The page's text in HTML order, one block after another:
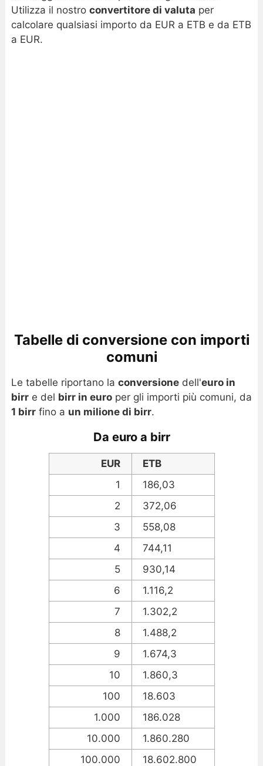
Utilizza il nostro convertitore di valuta per
calcolare qualsiasi importo da EUR a ETB e da ETB
a EUR.
Tabelle di conversione con importi
comuni
Le tabelle riportano la conversionedell'euro in
birre del birr in europer gli importi più comuni, da
1 birrfino a un milione di birr.
Da euro a birr
EUR
ETB
1
186,03
2
372,06
3
558,08
4
744,11
5
930,14
6
1.116,2
7
1.302,2
8
1.488,2
9
1.674,3
10
1.860,3
100
18.603
1.000
186.028
10.000
1.860.280
100.000
18.602.800